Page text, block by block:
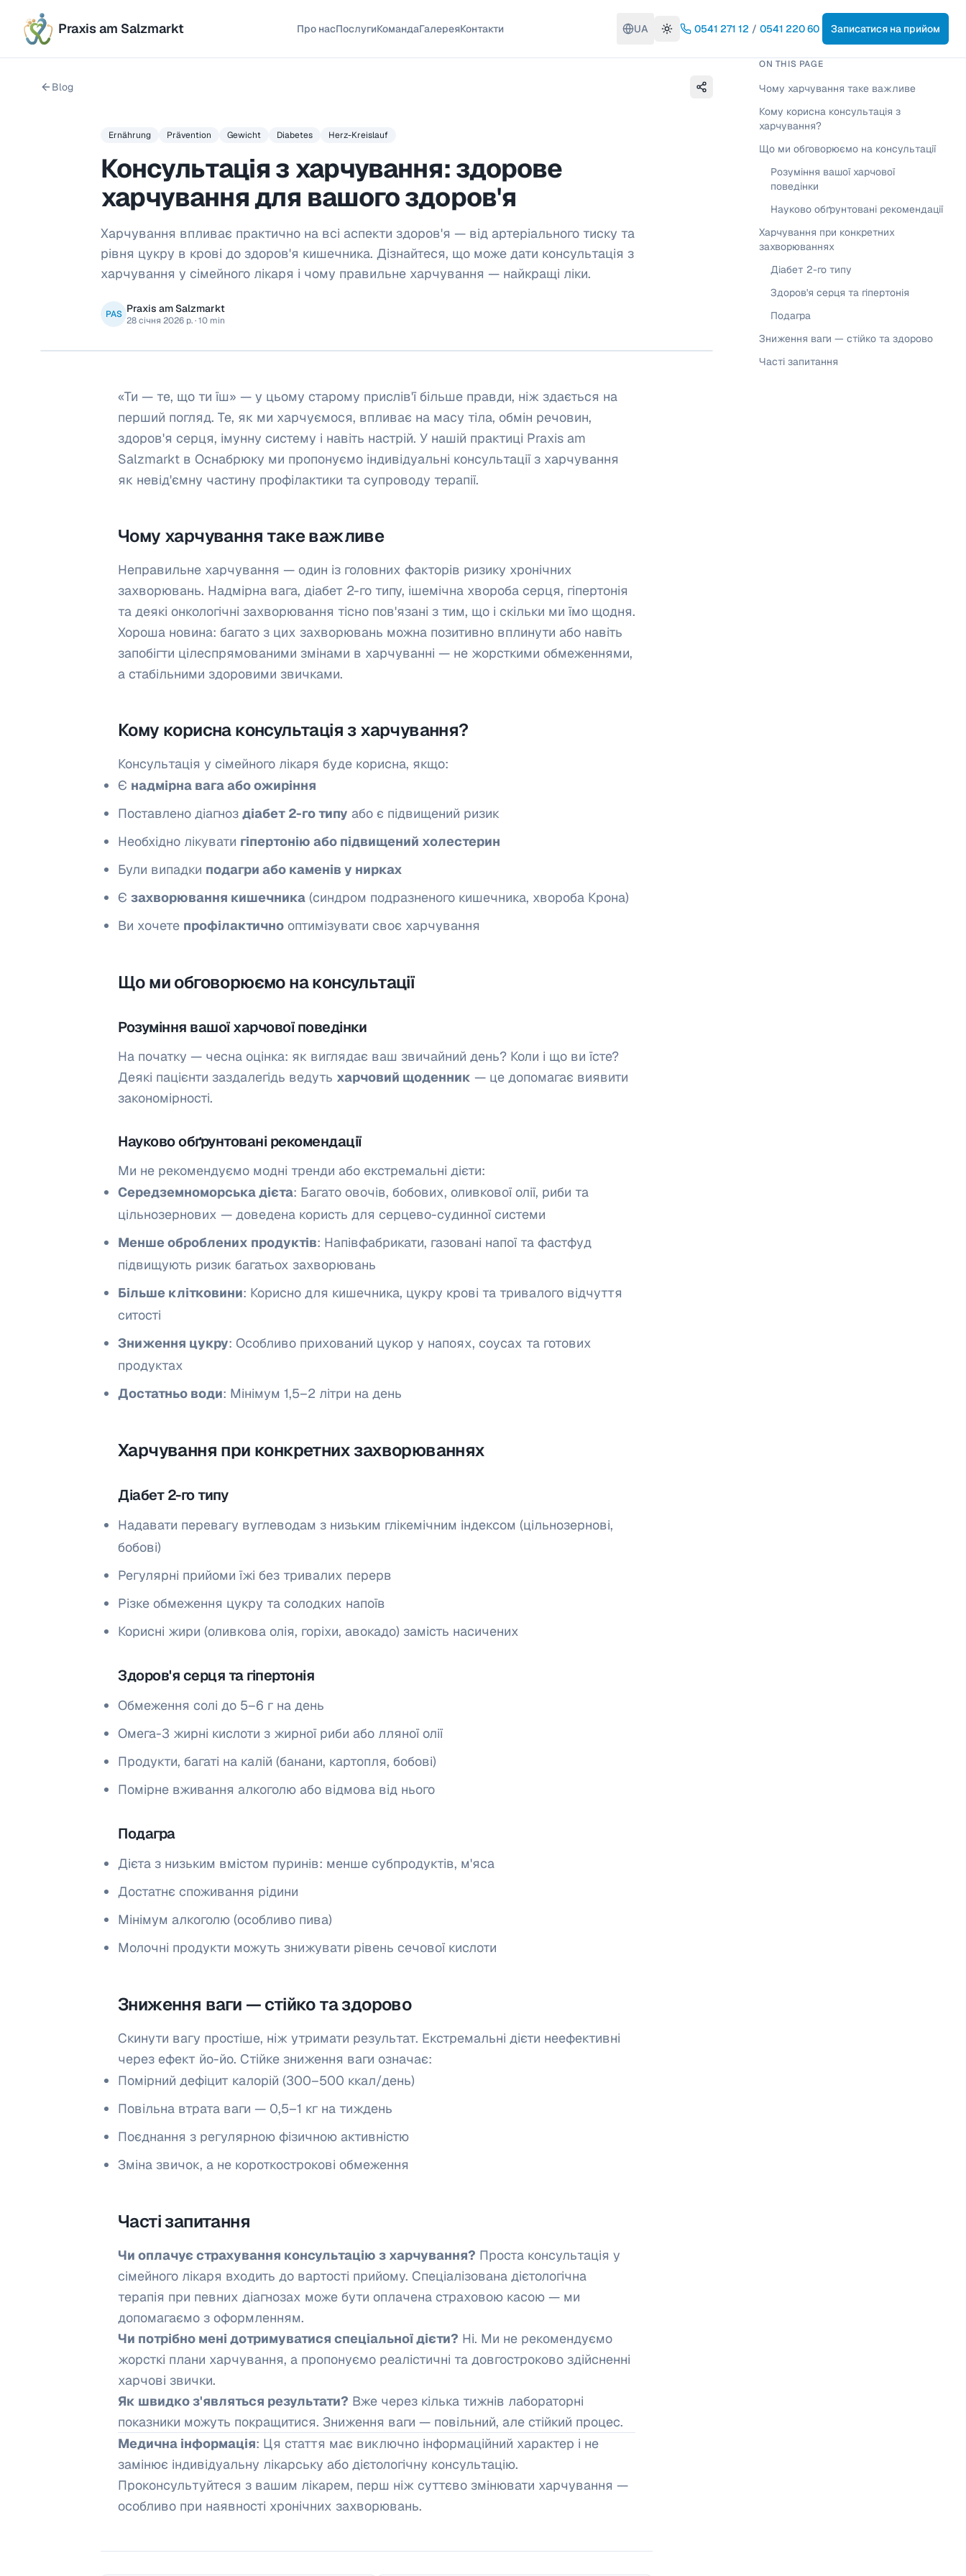
Praxis am Salzmarkt Про насПослугиКомандаГалереяКонтакти UA Toggle theme
0541 271 12 / 0541 220 60 Записатися на прийом
Blog
Ernährung Prävention Gewicht Diabetes Herz-Kreislauf
Консультація з харчування: здорове
харчування для вашого здоров'я
Харчування впливає практично на всі аспекти здоров'я — від артеріального тиску та
рівня цукру в крові до здоров'я кишечника. Дізнайтеся, що може дати консультація з
харчування у сімейного лікаря і чому правильне харчування — найкращі ліки.
PAS Praxis am Salzmarkt
28 січня 2026 р.·10 min
«Ти — те, що ти їш» — у цьому старому прислів'ї більше правди, ніж здається на
перший погляд. Те, як ми харчуємося, впливає на масу тіла, обмін речовин,
здоров'я серця, імунну систему і навіть настрій. У нашій практиці Praxis am
Salzmarkt в Оснабрюку ми пропонуємо індивідуальні консультації з харчування
як невід'ємну частину профілактики та супроводу терапії.
Чому харчування таке важливе
Неправильне харчування — один із головних факторів ризику хронічних
захворювань. Надмірна вага, діабет 2-го типу, ішемічна хвороба серця, гіпертонія
та деякі онкологічні захворювання тісно пов'язані з тим, що і скільки ми їмо щодня.
Хороша новина: багато з цих захворювань можна позитивно вплинути або навіть
запобігти цілеспрямованими змінами в харчуванні — не жорсткими обмеженнями,
а стабільними здоровими звичками.
Кому корисна консультація з харчування?
Консультація у сімейного лікаря буде корисна, якщо:
Є надмірна вага або ожиріння
Поставлено діагноз діабет 2-го типу або є підвищений ризик
Необхідно лікувати гіпертонію або підвищений холестерин
Були випадки подагри або каменів у нирках
Є захворювання кишечника (синдром подразненого кишечника, хвороба Крона)
Ви хочете профілактично оптимізувати своє харчування
Що ми обговорюємо на консультації
Розуміння вашої харчової поведінки
На початку — чесна оцінка: як виглядає ваш звичайний день? Коли і що ви їсте?
Деякі пацієнти заздалегідь ведуть харчовий щоденник — це допомагає виявити
закономірності.
Науково обґрунтовані рекомендації
Ми не рекомендуємо модні тренди або екстремальні дієти:
Середземноморська дієта: Багато овочів, бобових, оливкової олії, риби та
цільнозернових — доведена користь для серцево-судинної системи
Менше оброблених продуктів: Напівфабрикати, газовані напої та фастфуд
підвищують ризик багатьох захворювань
Більше клітковини: Корисно для кишечника, цукру крові та тривалого відчуття
ситості
Зниження цукру: Особливо прихований цукор у напоях, соусах та готових
продуктах
Достатньо води: Мінімум 1,5–2 літри на день
Харчування при конкретних захворюваннях
Діабет 2-го типу
Надавати перевагу вуглеводам з низьким глікемічним індексом (цільнозернові,
бобові)
Регулярні прийоми їжі без тривалих перерв
Різке обмеження цукру та солодких напоїв
Корисні жири (оливкова олія, горіхи, авокадо) замість насичених
Здоров'я серця та гіпертонія
Обмеження солі до 5–6 г на день
Омега-3 жирні кислоти з жирної риби або лляної олії
Продукти, багаті на калій (банани, картопля, бобові)
Помірне вживання алкоголю або відмова від нього
Подагра
Дієта з низьким вмістом пуринів: менше субпродуктів, м'яса
Достатнє споживання рідини
Мінімум алкоголю (особливо пива)
Молочні продукти можуть знижувати рівень сечової кислоти
Зниження ваги — стійко та здорово
Скинути вагу простіше, ніж утримати результат. Екстремальні дієти неефективні
через ефект йо-йо. Стійке зниження ваги означає:
Помірний дефіцит калорій (300–500 ккал/день)
Повільна втрата ваги — 0,5–1 кг на тиждень
Поєднання з регулярною фізичною активністю
Зміна звичок, а не короткострокові обмеження
Часті запитання
Чи оплачує страхування консультацію з харчування? Проста консультація у
сімейного лікаря входить до вартості прийому. Спеціалізована дієтологічна
терапія при певних діагнозах може бути оплачена страховою касою — ми
допомагаємо з оформленням.
Чи потрібно мені дотримуватися спеціальної дієти? Ні. Ми не рекомендуємо
жорсткі плани харчування, а пропонуємо реалістичні та довгостроково здійсненні
харчові звички.
Як швидко з'являться результати? Вже через кілька тижнів лабораторні
показники можуть покращитися. Зниження ваги — повільний, але стійкий процес.
Медична інформація: Ця стаття має виключно інформаційний характер і не
замінює індивідуальну лікарську або дієтологічну консультацію.
Проконсультуйтеся з вашим лікарем, перш ніж суттєво змінювати харчування —
особливо при наявності хронічних захворювань.
ON THIS PAGE
Чому харчування таке важливе
Кому корисна консультація з
харчування?
Що ми обговорюємо на консультації
Розуміння вашої харчової
поведінки
Науково обґрунтовані рекомендації
Харчування при конкретних
захворюваннях
Діабет 2-го типу
Здоров'я серця та гіпертонія
Подагра
Зниження ваги — стійко та здорово
Часті запитання